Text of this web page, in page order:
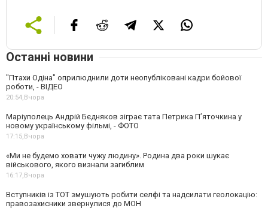
Останні новини
"Птахи Одіна" оприлюднили доти неопубліковані кадри бойової
роботи, - ВІДЕО
20:54,Вчора
Маріуполець Андрій Бєдняков зіграє тата Петрика П’яточкина у
новому українському фільмі, - ФОТО
17:15,Вчора
«Ми не будемо ховати чужу людину». Родина два роки шукає
військового, якого визнали загиблим
16:17,Вчора
Вступників із ТОТ змушують робити селфі та надсилати геолокацію:
правозахисники звернулися до МОН